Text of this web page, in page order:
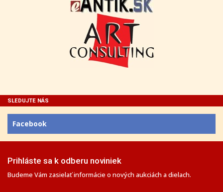
SLEDUJTE NÁS
Facebook
Prihláste sa k odberu noviniek
Budeme Vám zasielať informácie o nových aukciách a dielach.